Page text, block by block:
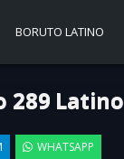
BORUTO LATINO
289 Latino
WHATSAPP